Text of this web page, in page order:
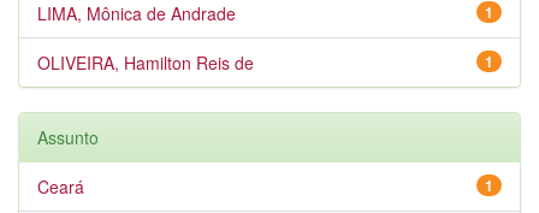
1
LIMA, Mônica de Andrade
1
OLIVEIRA, Hamilton Reis de
Assunto
1
Ceará